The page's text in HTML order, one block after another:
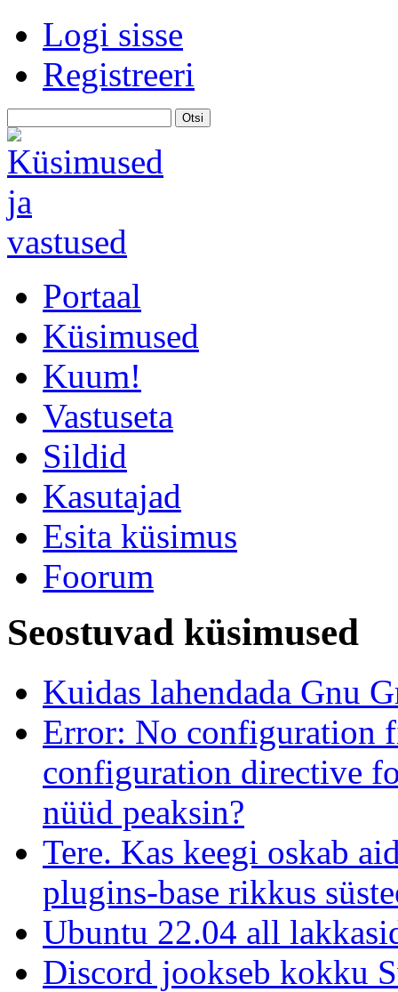
Logi sisse
Registreeri
Portaal
Küsimused
Kuum!
Vastuseta
Sildid
Kasutajad
Esita küsimus
Foorum
Seostuvad küsimused
Kuidas lahendada Gnu
Error: No configuration
configuration directive
nüüd peaksin?
Tere. Kas keegi oskab
plugins-base rikkus
Ubuntu 22.04 all
Discord jookseb kokku